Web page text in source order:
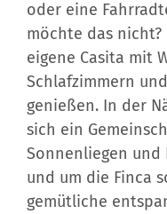
möchte das nicht?
eigene Casita mit
Schlafzimmern
genießen. In der
sich ein
Sonnenliegen und
und um die Finca
gemütliche
Möglichkeit zu